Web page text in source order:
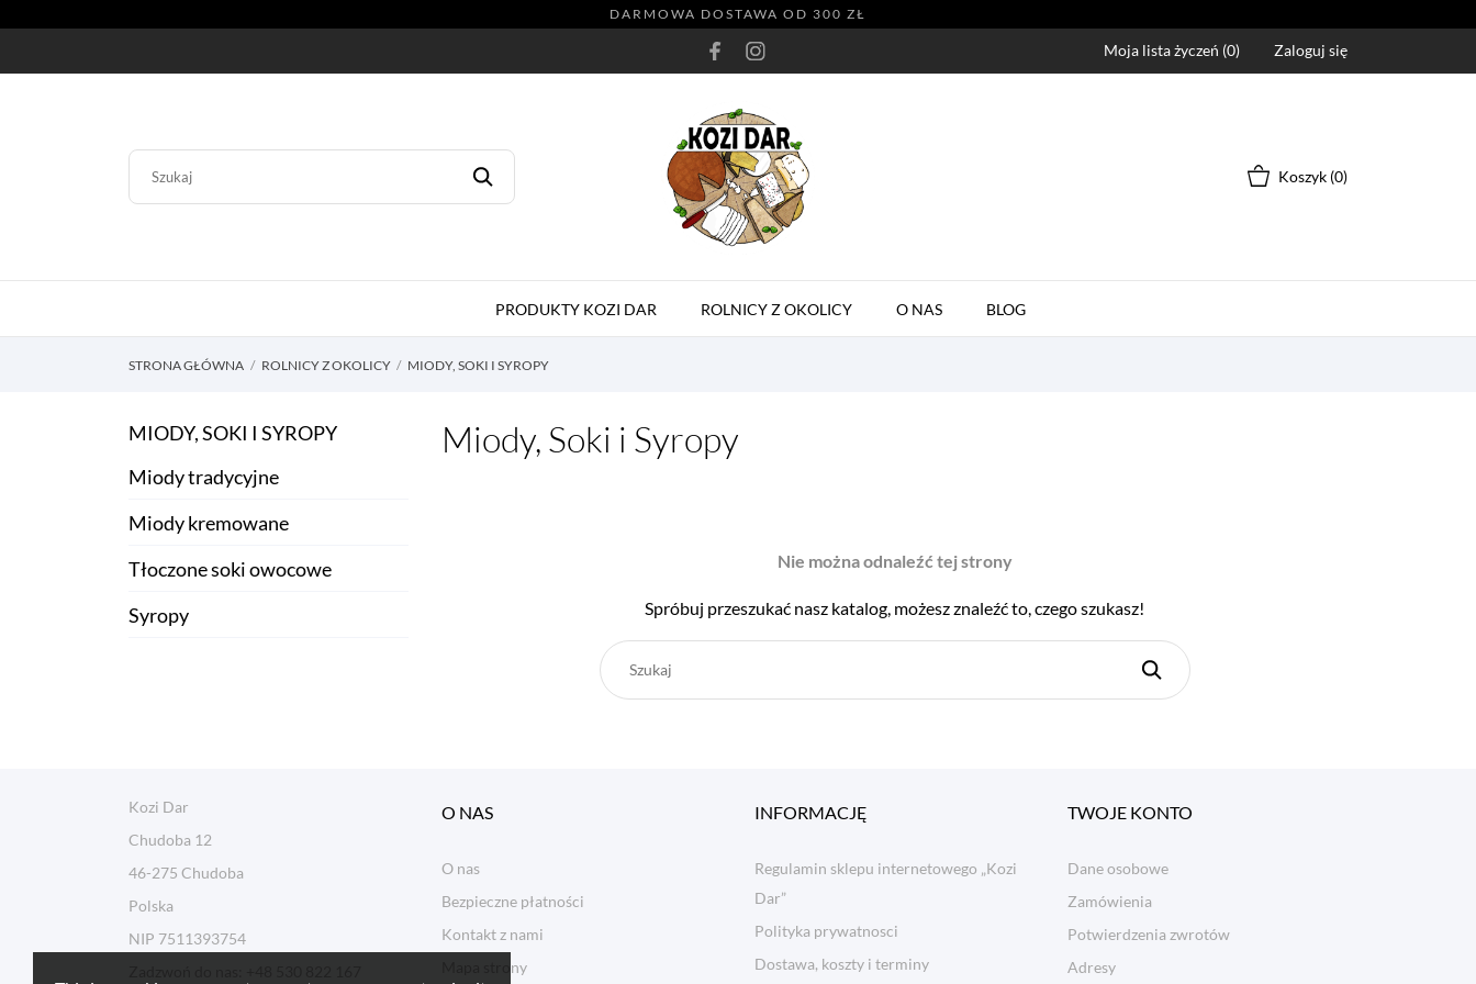
DARMOWA DOSTAWA OD 300 ZŁ
Moja lista życzeń (0) Zaloguj się
Koszyk (0)
PRODUKTY KOZI DAR ROLNICY Z OKOLICY O NAS BLOG
STRONA GŁÓWNA ROLNICY Z OKOLICY MIODY, SOKI I SYROPY
MIODY, SOKI I SYROPY
Miody tradycyjne
Miody kremowane
Tłoczone soki owocowe
Syropy
Miody, Soki i Syropy
Nie można odnaleźć tej strony
Spróbuj przeszukać nasz katalog, możesz znaleźć to, czego szukasz!
Kozi Dar
Chudoba 12
46-275 Chudoba
Polska
NIP 7511393754
O NAS
O nas
Bezpieczne płatności
Kontakt z nami
Mapa strony
INFORMACJĘ
Regulamin sklepu internetowego „Kozi
Dar”
Polityka prywatnosci
Dostawa, koszty i terminy
TWOJE KONTO
Dane osobowe
Zamówienia
Potwierdzenia zwrotów
Adresy